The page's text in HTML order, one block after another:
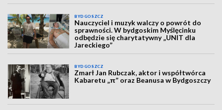
BYDGOSZCZ
Nauczyciel i muzyk walczy o powrót do
sprawności. W bydgoskim Myślęcinku
odbędzie się charytatywny „UNIT dla
Jareckiego”
BYDGOSZCZ
Zmarł Jan Rubczak, aktor i współtwórca
Kabaretu „π” oraz Beanusa w Bydgoszczy